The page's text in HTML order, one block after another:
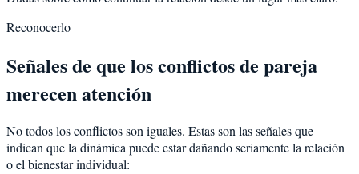
Reconocerlo
Señales de que los conflictos de pareja
merecen atención
No todos los conflictos son iguales. Estas son las señales que
indican que la dinámica puede estar dañando seriamente la relación
o el bienestar individual: